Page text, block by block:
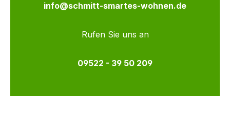
info@schmitt-smartes-wohnen.de
Rufen Sie uns an
09522 - 39 50 209